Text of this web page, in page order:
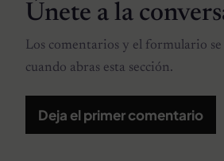
Únete a la
Los comentarios y el formulario se
cuando abras esta sección.
Deja el primer comentario